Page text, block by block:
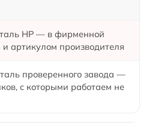
HP — в фирменной
артикулом производителя
проверенного завода —
с которыми работаем не